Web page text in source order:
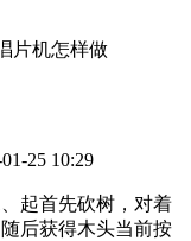
片机怎样做
25 10:29
起首先砍树，对着
后获得木头当前按